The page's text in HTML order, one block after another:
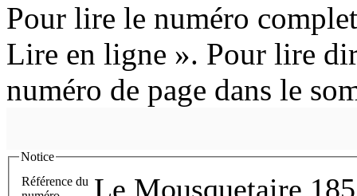
Pour lire le numéro
Lire en ligne ». Pour lire
numéro de page dans le
Notice
Référence du Le Mousquetaire